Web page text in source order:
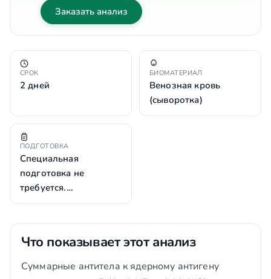
Заказать анализ
СРОК
2 дней
БИОМАТЕРИАЛ
Венозная кровь
(сыворотка)
ПОДГОТОВКА
Специальная
подготовка не
требуется.…
Что показывает этот анализ
Суммарные антитела к ядерному антигену